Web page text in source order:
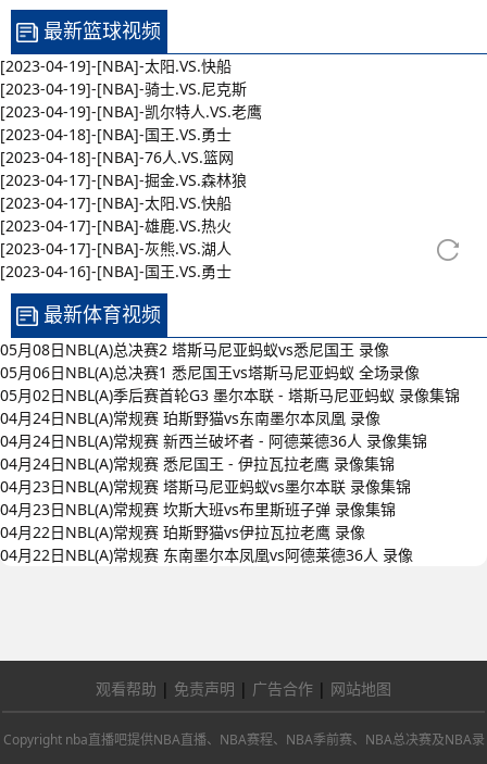
最新篮球视频
[2023-04-19]-[NBA]-太阳.VS.快船
[2023-04-19]-[NBA]-骑士.VS.尼克斯
[2023-04-19]-[NBA]-凯尔特人.VS.老鹰
[2023-04-18]-[NBA]-国王.VS.勇士
[2023-04-18]-[NBA]-76人.VS.篮网
[2023-04-17]-[NBA]-掘金.VS.森林狼
[2023-04-17]-[NBA]-太阳.VS.快船
[2023-04-17]-[NBA]-雄鹿.VS.热火
[2023-04-17]-[NBA]-灰熊.VS.湖人
[2023-04-16]-[NBA]-国王.VS.勇士
最新体育视频
05月08日NBL(A)总决赛2 塔斯马尼亚蚂蚁vs悉尼国王 录像
05月06日NBL(A)总决赛1 悉尼国王vs塔斯马尼亚蚂蚁 全场录像
05月02日NBL(A)季后赛首轮G3 墨尔本联 - 塔斯马尼亚蚂蚁 录像集锦
04月24日NBL(A)常规赛 珀斯野猫vs东南墨尔本凤凰 录像
04月24日NBL(A)常规赛 新西兰破坏者 - 阿德莱德36人 录像集锦
04月24日NBL(A)常规赛 悉尼国王 - 伊拉瓦拉老鹰 录像集锦
04月23日NBL(A)常规赛 塔斯马尼亚蚂蚁vs墨尔本联 录像集锦
04月23日NBL(A)常规赛 坎斯大班vs布里斯班子弹 录像集锦
04月22日NBL(A)常规赛 珀斯野猫vs伊拉瓦拉老鹰 录像
04月22日NBL(A)常规赛 东南墨尔本凤凰vs阿德莱德36人 录像
观看帮助 | 免责声明 | 广告合作 | 网站地图
Copyright nba直播吧提供NBA直播、NBA赛程、NBA季前赛、NBA总决赛及NBA录